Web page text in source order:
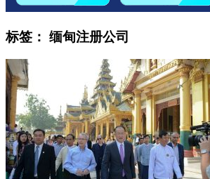
标签： 缅甸注册公司